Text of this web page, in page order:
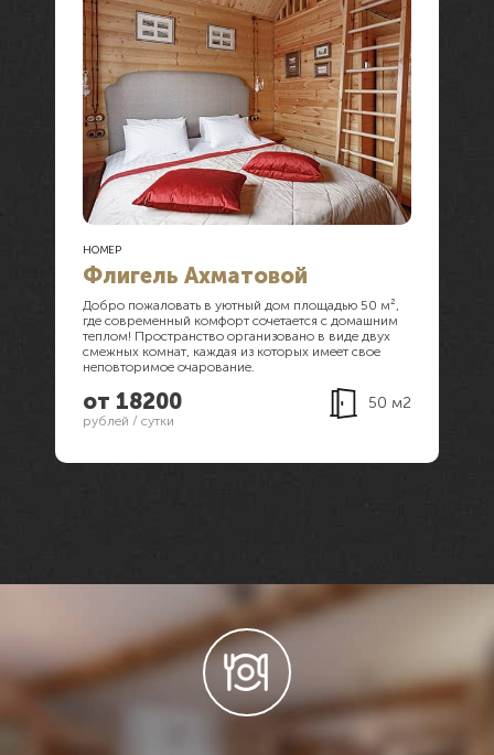
НОМЕР
Флигель Ахматовой
Добро пожаловать в уютный дом площадью 50 м²,
где современный комфорт сочетается с домашним
теплом! Пространство организовано в виде двух
смежных комнат, каждая из которых имеет свое
неповторимое очарование.
от 18200
рублей / сутки
50 м2